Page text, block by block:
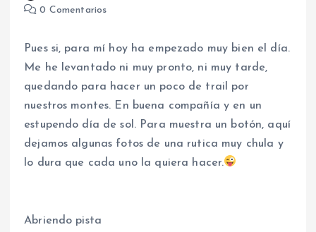
0 Comentarios
Pues si, para mí hoy ha empezado muy bien el día.
Me he levantado ni muy pronto, ni muy tarde,
quedando para hacer un poco de trail por
nuestros montes. En buena compañía y en un
estupendo día de sol. Para muestra un botón, aquí
dejamos algunas fotos de una rutica muy chula y
lo dura que cada uno la quiera hacer.
Abriendo pista